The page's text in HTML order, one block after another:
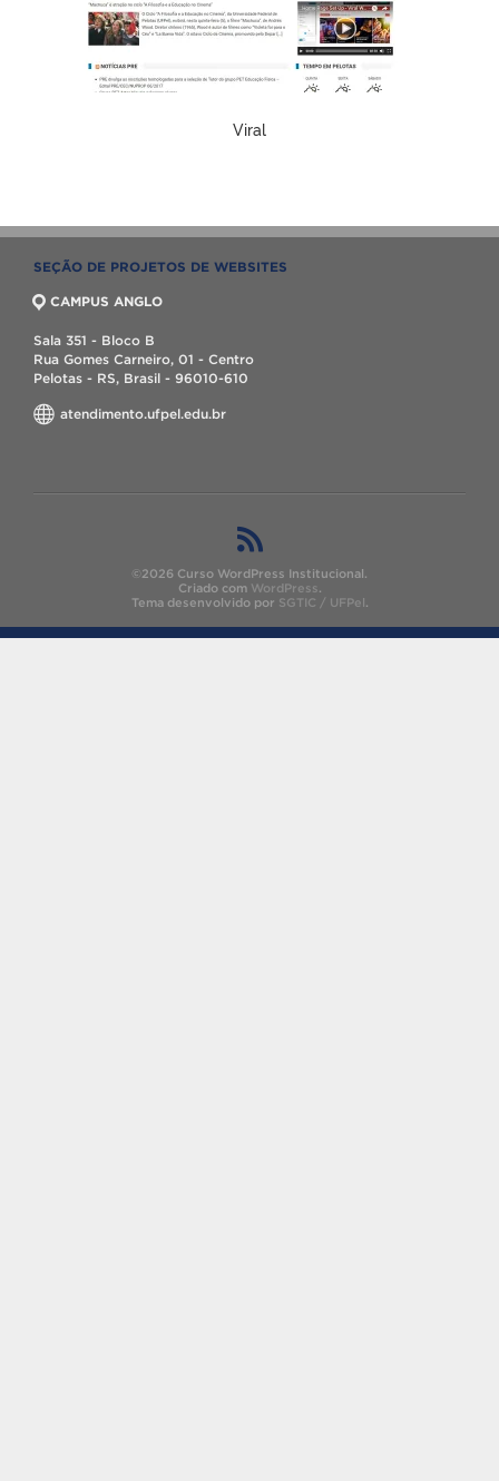
Viral
SEÇÃO DE PROJETOS DE WEBSITES
CAMPUS ANGLO
Sala 351 - Bloco B
Rua Gomes Carneiro, 01 - Centro
Pelotas - RS, Brasil - 96010-610
atendimento.ufpel.edu.br
©2026 Curso WordPress Institucional.
Criado com WordPress.
Tema desenvolvido por SGTIC / UFPel.